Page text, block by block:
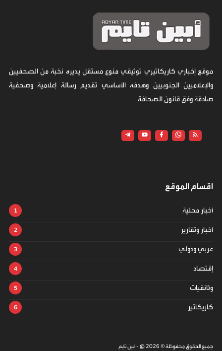
موقع إخباري كاريكاتيري توثيقي منوع مستقل يديره نخبة من الصحفيين
والإعلاميين الجنوبيين وهدفه الأساسي تقديم رسالة إعلامية وصحفية
صادقة وفق قانون الصحافة
اقسام الموقع
أخبار محلية
أخبار وتقارير
عربي ودولي
إقتصاد
وثائقيات
كاريكاتير
جميع الحقوق محفوظة © 2026 @ - أبين تايم